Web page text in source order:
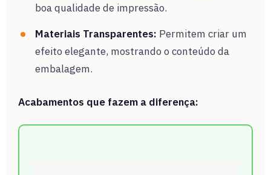
boa qualidade de impressão.
Materiais Transparentes: Permitem criar um
efeito elegante, mostrando o conteúdo da
embalagem.
Acabamentos que fazem a diferença: